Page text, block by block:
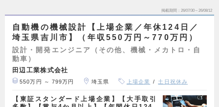
掲載期間 26/07/30～26/08/12
自動機の機械設計【上場企業／年休124日／
埼玉県吉川市】（年収550万円～770万円）
設計・開発エンジニア（その他、機械・メカトロ・自
動車）
田辺工業株式会社
550万円 ～ 799万円 埼玉県 上場企業 土日祝休み
【東証スタンダード上場企業】【大手取引